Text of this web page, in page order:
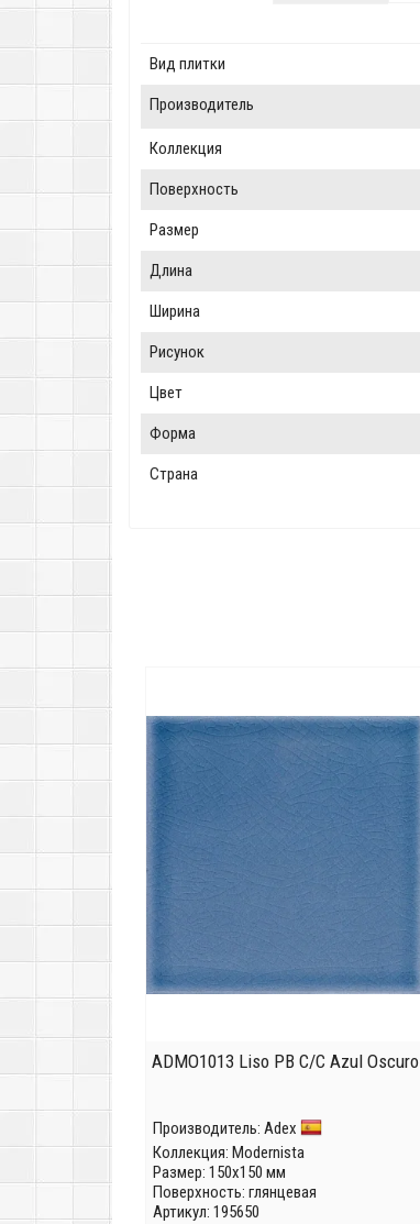
Вид плитки
Производитель
Коллекция
Поверхность
Размер
Длина
Ширина
Рисунок
Цвет
Форма
Страна
ADMO1013 Liso PB C/C Azul Oscuro
Производитель: Adex
Коллекция: Modernista
Размер: 150x150 мм
Поверхность: глянцевая
Артикул: 195650